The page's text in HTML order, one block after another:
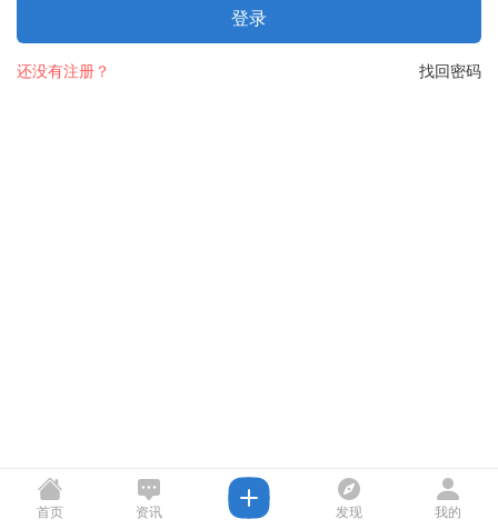
登录
找回密码
还没有注册？
首页 资讯 发现 我的